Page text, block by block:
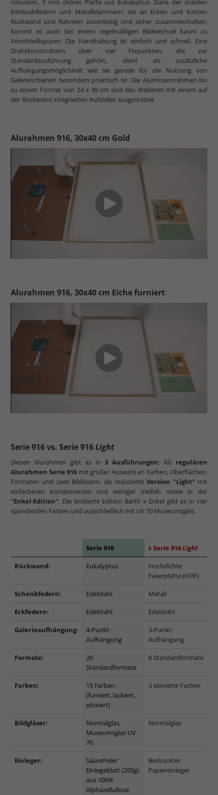
robusten, 3 mm dicken Platte aus Eukalyptus. Dank der stabilen
Edelstahlfedern und Metallklammern, die an Ecken und Kanten
Rückwand und Rahmen zuverlässig und sicher zusammenhalten,
kommt es auch bei einem regelmäßigen Bildwechsel kaum zu
Verschleißspuren. Die Handhabung ist einfach und schnell. Eine
Drahtkonstruktion über vier Fixpunkten, die zur
Standardausführung gehört, dient als zusätzliche
Aufhängungsmöglichkeit wie sie gerade für die Nutzung von
Galerieschienen besonders praktisch ist. Die Aluminiumrahmen bis
zu einem Format von 24 x 30 cm sind des Weiteren mit einem auf
der Rückwand integrierten Aufsteller ausgestattet.
Alurahmen 916, 30x40 cm Gold
Alurahmen 916, 30x40 cm Eiche furniert
Serie 916 vs. Serie 916Light
Diesen Alurahmen gibt es in 3 Ausführungen: Als regulären
Alurahmen Serie 916 mit großer Auswahl an Farben, Oberflächen,
Formaten und zwei Bildläsern, als reduzierteVersion "Light" mit
einfacheren Komponenten und weniger Vielfalt, sowie in der
"Enkel-Edition". Die limitierte Edition Barth x Enkel gibt es in vier
spandenden Farben und ausschließlich mit UV 70 Museumsglas.
Serie 916 Serie 916Light
Rückwand: Eukalyptus
Hochdichte
Faserplatte (HDF)
Schenkfedern: Edelstahl Metall
Eckfedern: Edelstahl Edelstahl
Galerieaufhängung:
4-Punkt-
Aufhängung
3-Punkt-
Aufhängung
Formate:
20
Standardformate
8 Standardformate
Farben:
15 Farben
(furniert, lackiert,
eloxiert)
3 eloxierte Farben
Bildgläser:
Normalglas,
Museumsglas UV
70
Normalglas
Einleger:
Säurefreier
Einlegeblatt (200g)
aus 100%
Alphazellullose
Bedruckter
Papiereinleger